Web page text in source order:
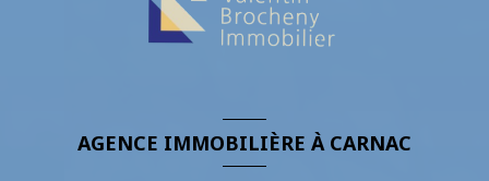
AGENCE IMMOBILIÈRE À CARNAC